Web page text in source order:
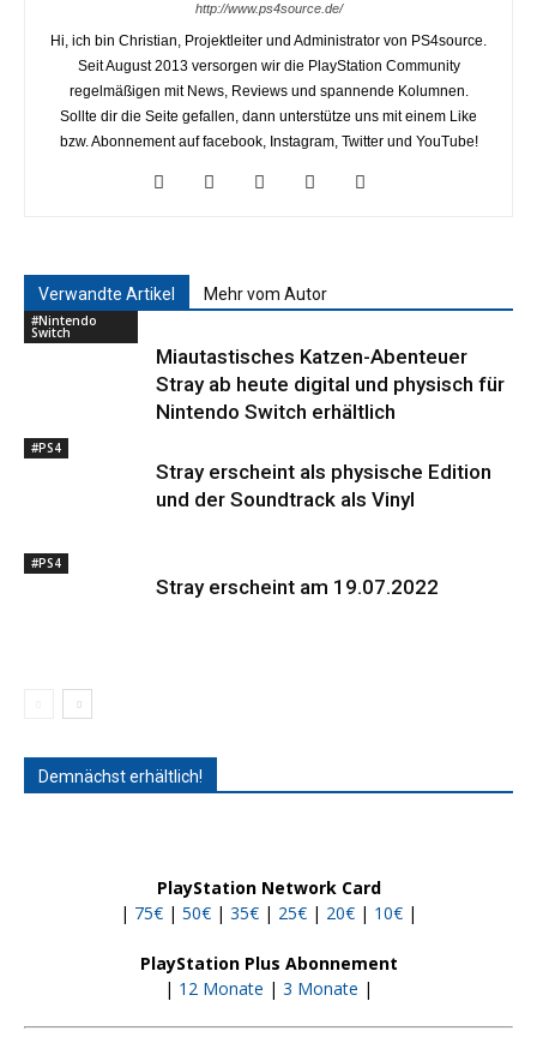
http://www.ps4source.de/
Hi, ich bin Christian, Projektleiter und Administrator von PS4source.
Seit August 2013 versorgen wir die PlayStation Community
regelmäßigen mit News, Reviews und spannende Kolumnen.
Sollte dir die Seite gefallen, dann unterstütze uns mit einem Like
bzw. Abonnement auf facebook, Instagram, Twitter und YouTube!
Verwandte Artikel Mehr vom Autor
#Nintendo
Switch
Miautastisches Katzen-Abenteuer
Stray ab heute digital und physisch für
Nintendo Switch erhältlich
#PS4
Stray erscheint als physische Edition
und der Soundtrack als Vinyl
#PS4
Stray erscheint am 19.07.2022
Demnächst erhältlich!
PlayStation Network Card
| 75€ | 50€ | 35€ | 25€ | 20€ | 10€ |
PlayStation Plus Abonnement
| 12 Monate | 3 Monate |